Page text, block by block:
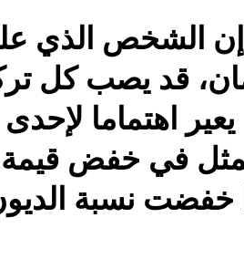
إن الشخص الذي
قد يصب كل
يعير اهتماما
في خفض قيمة
خفضت نسبة